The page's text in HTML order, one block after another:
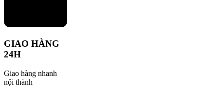
GIAO HÀNG
24H
Giao hàng nhanh
nội thành